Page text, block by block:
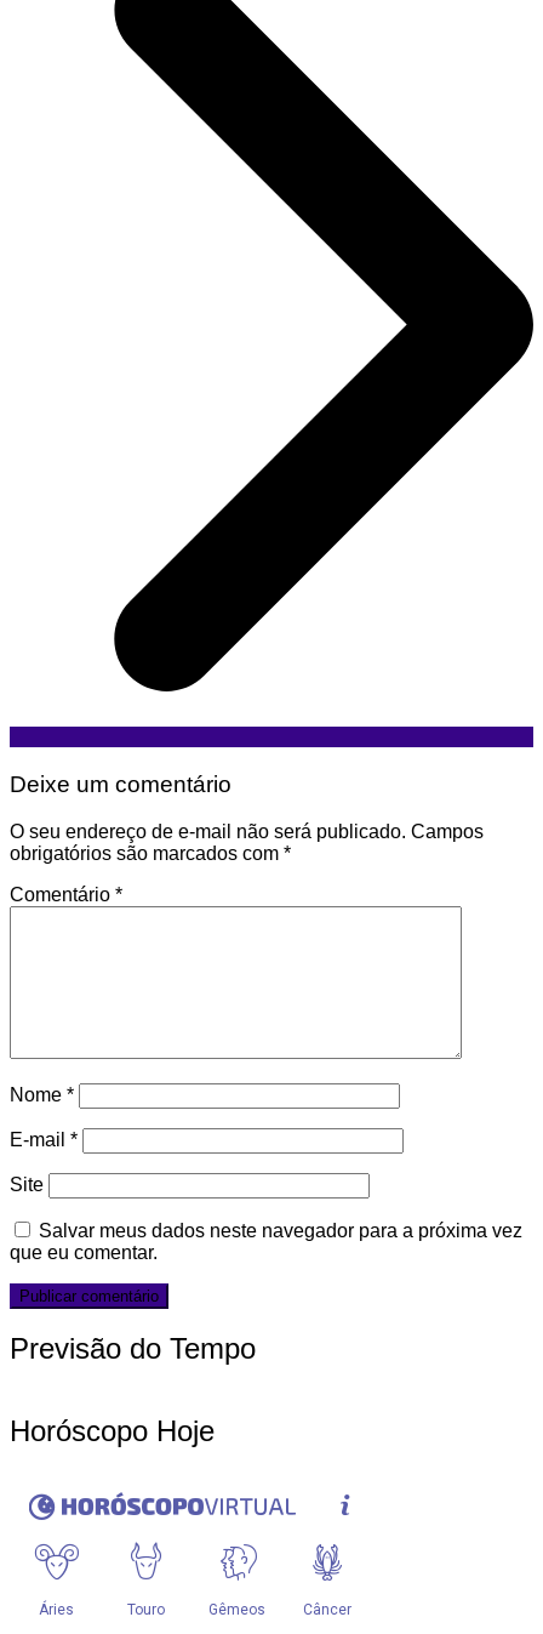
Deixe um comentário
O seu endereço de e-mail não será publicado. Campos
obrigatórios são marcados com *
Comentário *
Nome *
E-mail *
Site
Salvar meus dados neste navegador para a próxima vez
que eu comentar.
Previsão do Tempo
Horóscopo Hoje